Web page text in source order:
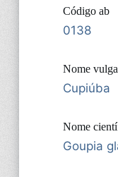
Código ab
0138
Nome
Cupiúba
Nome
Goupia